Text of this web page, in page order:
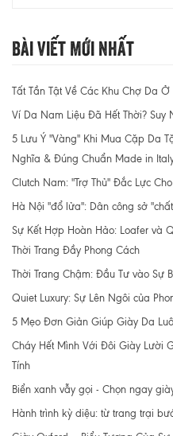
Bài Viết Mới Nhất
Tất Tần Tật Về Các Khu Chợ Da Ở
Ví Da Nam Liệu Đã Hết Thời? Suy
5 Lưu Ý "Vàng" Khi Mua Cặp Da
Nghĩa & Đúng Chuẩn Made in
Clutch Nam: "Trợ Thủ" Đắc Lực
Hà Nội "đổ lửa": Dân công sở
Sự Kết Hợp Hoàn Hảo: Loafer và
Thời Trang Đầy Phong Cách
Thời Trang Chậm: Đầu Tư vào Sự
Quiet Luxury: Sự Lên Ngôi của
5 Mẹo Đơn Giản Giúp Giày Da
Cháy Hết Mình Với Đôi Giày Lười
Tính
Biển xanh vẫy gọi - Chọn ngay
Hành trình kỳ diệu: từ trang trại